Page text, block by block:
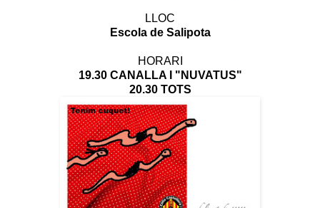
LLOC
Escola de Salipota
HORARI
19.30 CANALLA I "NUVATUS"
20.30 TOTS